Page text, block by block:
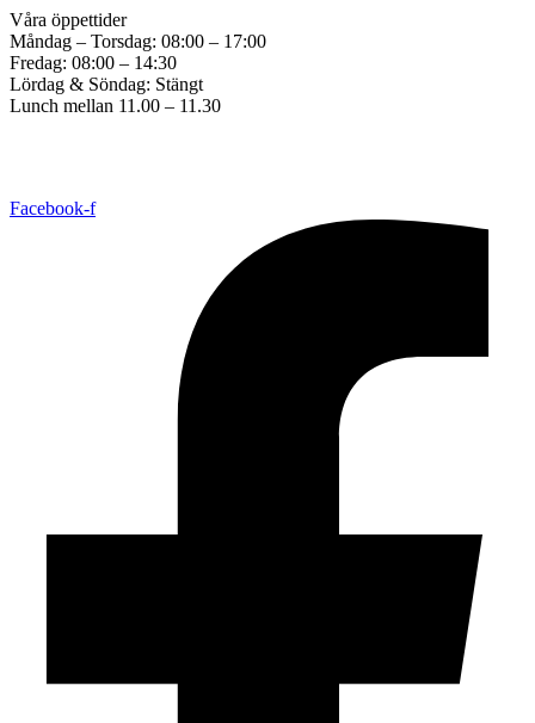
Våra öppettider
Måndag – Torsdag: 08:00 – 17:00
Fredag: 08:00 – 14:30
Lördag & Söndag: Stängt
Lunch mellan 11.00 – 11.30
Facebook-f